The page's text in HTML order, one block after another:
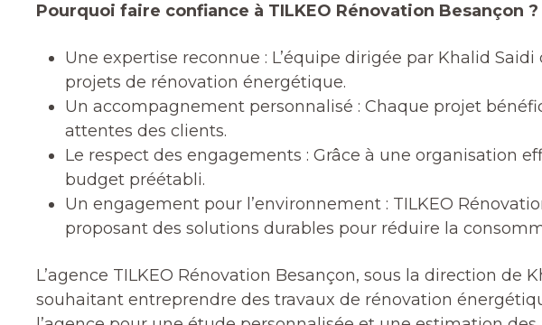
Pourquoi faire confiance à TILKEO Rénovation Besançon ?
Une expertise reconnue : L’équipe dirigée par Khalid
projets de rénovation énergétique.
Un accompagnement personnalisé : Chaque projet
attentes des clients.
Le respect des engagements : Grâce à une organisation
budget préétabli.
Un engagement pour l’environnement : TILKEO
proposant des solutions durables pour réduire la
L’agence TILKEO Rénovation Besançon, sous la direction
souhaitant entreprendre des travaux de rénovation